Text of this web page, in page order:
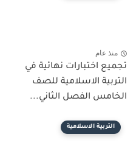
منذ عام
تجميع اختبارات نهائية في
التربية الاسلامية للصف
الخامس الفصل الثاني...
التربية الاسلامية